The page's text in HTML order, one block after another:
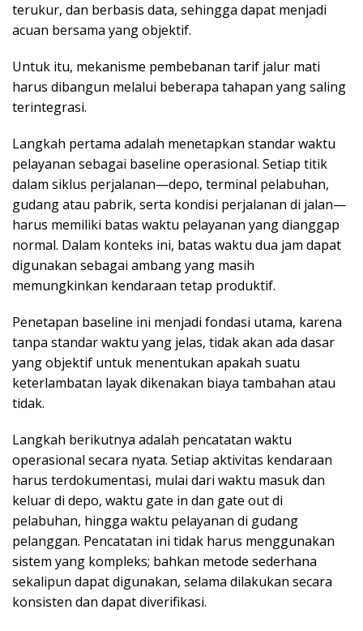
terukur, dan berbasis data, sehingga dapat menjadi
acuan bersama yang objektif.
Untuk itu, mekanisme pembebanan tarif jalur mati
harus dibangun melalui beberapa tahapan yang saling
terintegrasi.
Langkah pertama adalah menetapkan standar waktu
pelayanan sebagai baseline operasional. Setiap titik
dalam siklus perjalanan—depo, terminal pelabuhan,
gudang atau pabrik, serta kondisi perjalanan di jalan—
harus memiliki batas waktu pelayanan yang dianggap
normal. Dalam konteks ini, batas waktu dua jam dapat
digunakan sebagai ambang yang masih
memungkinkan kendaraan tetap produktif.
Penetapan baseline ini menjadi fondasi utama, karena
tanpa standar waktu yang jelas, tidak akan ada dasar
yang objektif untuk menentukan apakah suatu
keterlambatan layak dikenakan biaya tambahan atau
tidak.
Langkah berikutnya adalah pencatatan waktu
operasional secara nyata. Setiap aktivitas kendaraan
harus terdokumentasi, mulai dari waktu masuk dan
keluar di depo, waktu gate in dan gate out di
pelabuhan, hingga waktu pelayanan di gudang
pelanggan. Pencatatan ini tidak harus menggunakan
sistem yang kompleks; bahkan metode sederhana
sekalipun dapat digunakan, selama dilakukan secara
konsisten dan dapat diverifikasi.